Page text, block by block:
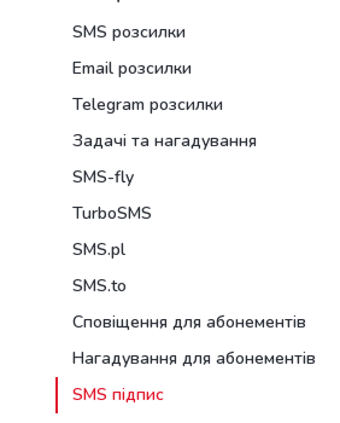
SMS розсилки
Email розсилки
Telegram розсилки
Задачі та нагадування
SMS-fly
TurboSMS
SMS.pl
SMS.to
Сповіщення для абонементів
Нагадування для абонементів
SMS підпис